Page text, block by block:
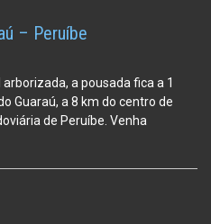
– Peruíbe
a pousada fica a 1
Guaraú, a 8 km do centro de
de Peruíbe. Venha